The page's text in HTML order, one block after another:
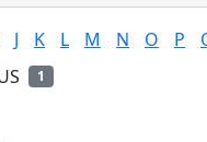
J K L M N O P
1